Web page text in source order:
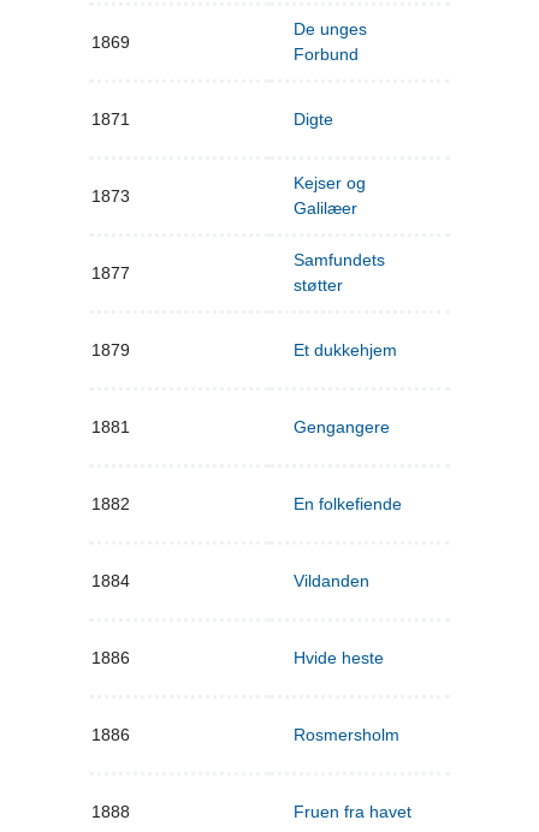
1869
De unges
Forbund
1871 Digte
1873
Kejser og
Galilæer
1877
Samfundets
støtter
1879 Et dukkehjem
1881 Gengangere
1882 En folkefiende
1884 Vildanden
1886 Hvide heste
1886 Rosmersholm
1888 Fruen fra havet